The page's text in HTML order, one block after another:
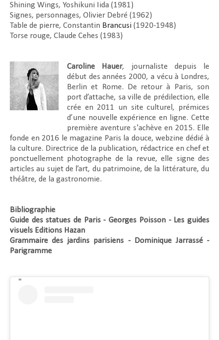
Shining Wings, Yoshikuni Iida (1981)
Signes, personnages, Olivier Debré (1962)
Table de pierre, Constantin Brancusi (1920-1948)
Torse rouge, Claude Cehes (1983)
Caroline Hauer, journaliste depuis le
début des années 2000, a vécu à Londres,
Berlin et Rome. De retour à Paris, son
port d’attache, sa ville de prédilection, elle
crée en 2011 un site culturel, prémices
d’une nouvelle expérience en ligne. Cette
première aventure s'achève en 2015. Elle
fonde en 2016 le magazine Paris la douce, webzine dédié à
la culture. Directrice de la publication, rédactrice en chef et
ponctuellement photographe de la revue, elle signe des
articles au sujet de l’art, du patrimoine, de la littérature, du
théâtre, de la gastronomie.
Bibliographie
Guide des statues de Paris - Georges Poisson - Les guides
visuels Editions Hazan
Grammaire des jardins parisiens - Dominique Jarrassé -
Parigramme